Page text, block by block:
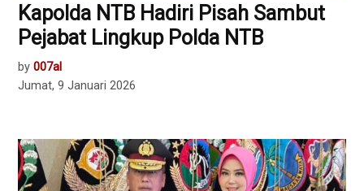
Kapolda NTB Hadiri Pisah Sambut
Pejabat Lingkup Polda NTB
by 007al
Jumat, 9 Januari 2026